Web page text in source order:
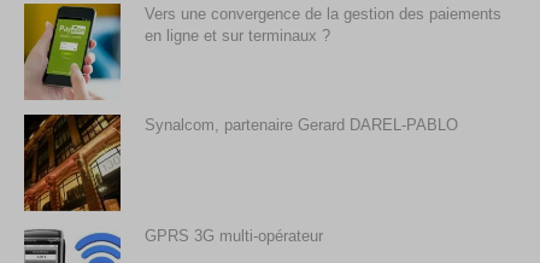
Vers une convergence de la gestion des paiements
en ligne et sur terminaux ?
Synalcom, partenaire Gerard DAREL-PABLO
GPRS 3G multi-opérateur